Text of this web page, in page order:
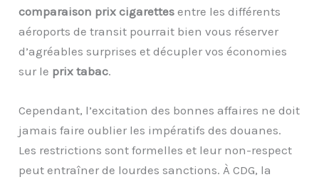
comparaison prix cigarettes entre les différents
aéroports de transit pourrait bien vous réserver
d’agréables surprises et décupler vos économies
sur le prix tabac.
Cependant, l’excitation des bonnes affaires ne doit
jamais faire oublier les impératifs des douanes.
Les restrictions sont formelles et leur non-respect
peut entraîner de lourdes sanctions. À CDG, la